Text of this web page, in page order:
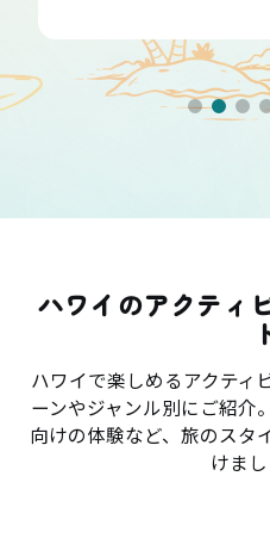
ハワイのアクティ
ハワイで楽しめるアクティ
ーンやジャンル別にご紹介
向けの体験など、旅のスタ
けまし